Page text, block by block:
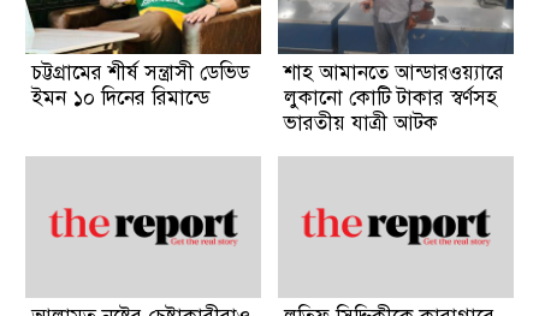
চট্টগ্রামের শীর্ষ সন্ত্রাসী ডেভিড
ইমন ১০ দিনের রিমান্ডে
শাহ আমানতে আন্ডারওয়্যারে
লুকানো কোটি টাকার স্বর্ণসহ
ভারতীয় যাত্রী আটক